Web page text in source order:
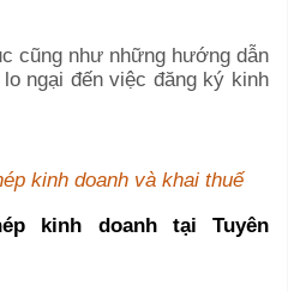
cũng như những hướng dẫn
ngại đến việc đăng ký kinh
kinh doanh và khai thuế
kinh doanh tại Tuyên